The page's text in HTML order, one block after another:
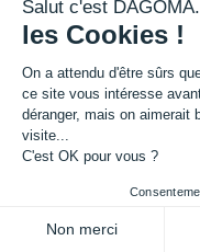
télécharger : inscrivez-vous
réglages avancés qui
nécessité d'un grand degrés
nos imprimantes 3D
Salut c'est
les Cookies !
On a attendu d'être sûrs
ce site vous intéresse
déranger, mais on aimerait
visite...
C'est OK pour vous ?
Non merci